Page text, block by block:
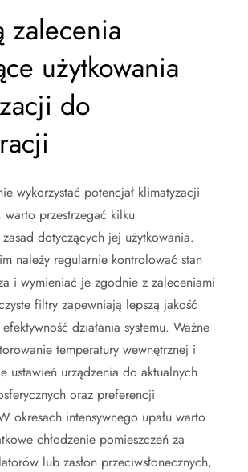
zalecenia
użytkowania
do
wykorzystać potencjał klimatyzacji
przestrzegać kilku
dotyczących jej użytkowania.
należy regularnie kontrolować stan
i wymieniać je zgodnie z zaleceniami
filtry zapewniają lepszą jakość
działania systemu. Ważne
temperatury wewnętrznej i
ustawień urządzenia do aktualnych
oraz preferencji
okresach intensywnego upału warto
chłodzenie pomieszczeń za
lub zasłon przeciwsłonecznych,